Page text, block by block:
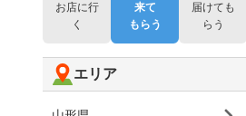
お店に行
く
来て
もらう
届けても
らう
エリア